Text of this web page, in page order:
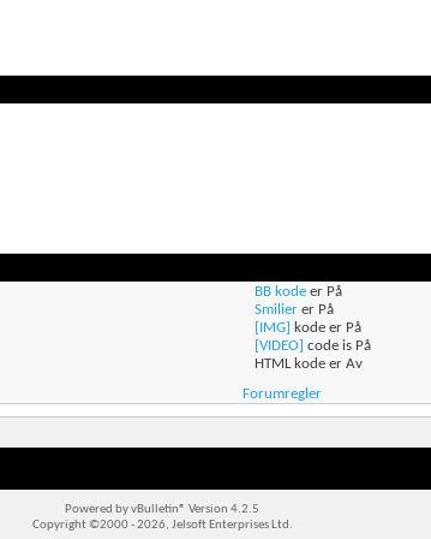
BB kode er På
Smilier er På
[IMG] kode er På
[VIDEO] code is På
HTML kode er Av
Forumregler
Powered by vBulletin® Version 4.2.5
Copyright ©2000 - 2026, Jelsoft Enterprises Ltd.